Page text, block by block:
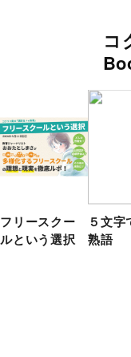
コ
フリースクー
ルという選択
５文字
熟語